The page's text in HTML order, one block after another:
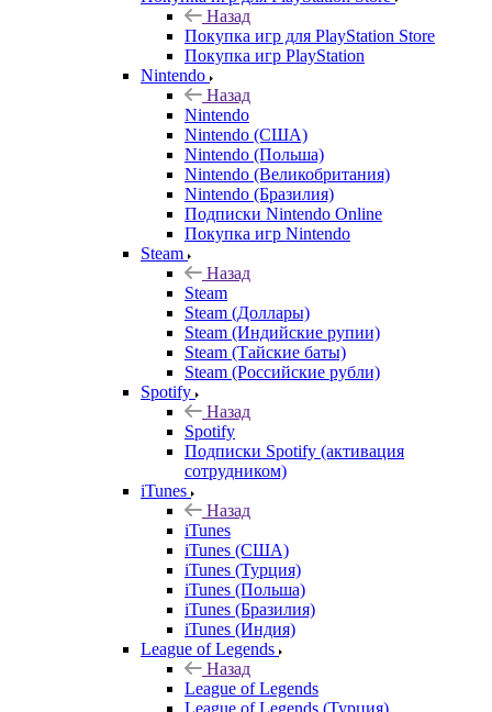
Назад
Покупка игр для PlayStation Store
Покупка игр PlayStation
Nintendo
Назад
Nintendo
Nintendo (США)
Nintendo (Польша)
Nintendo (Великобритания)
Nintendo (Бразилия)
Подписки Nintendo Online
Покупка игр Nintendo
Steam
Назад
Steam
Steam (Доллары)
Steam (Индийские рупии)
Steam (Тайские баты)
Steam (Российские рубли)
Spotify
Назад
Spotify
Подписки Spotify (активация
сотрудником)
iTunes
Назад
iTunes
iTunes (США)
iTunes (Турция)
iTunes (Польша)
iTunes (Бразилия)
iTunes (Индия)
League of Legends
Назад
League of Legends
League of Legends (Турция)